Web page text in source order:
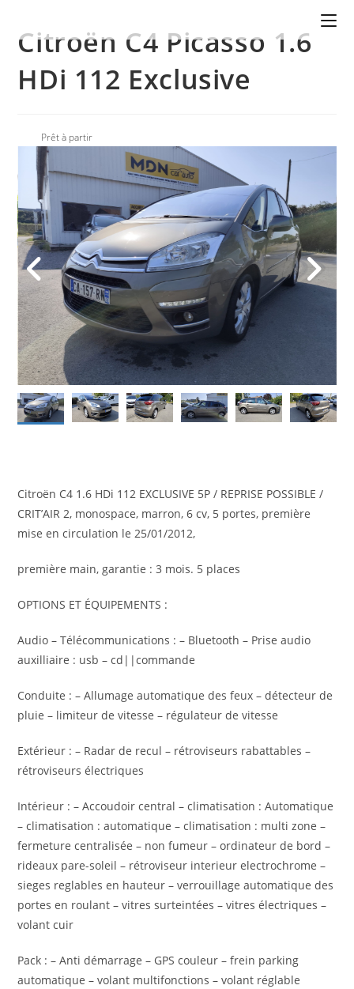
Citroën C4 Picasso 1.6
HDi 112 Exclusive
Prêt à partir
Citroën C4 1.6 HDi 112 EXCLUSIVE 5P / REPRISE POSSIBLE /
CRIT’AIR 2, monospace, marron, 6 cv, 5 portes, première
mise en circulation le 25/01/2012,
première main, garantie : 3 mois. 5 places
OPTIONS ET ÉQUIPEMENTS :
Audio – Télécommunications : – Bluetooth – Prise audio
auxilliaire : usb – cd||commande
Conduite : – Allumage automatique des feux – détecteur de
pluie – limiteur de vitesse – régulateur de vitesse
Extérieur : – Radar de recul – rétroviseurs rabattables –
rétroviseurs électriques
Intérieur : – Accoudoir central – climatisation : Automatique
– climatisation : automatique – climatisation : multi zone –
fermeture centralisée – non fumeur – ordinateur de bord –
rideaux pare-soleil – rétroviseur interieur electrochrome –
sieges reglables en hauteur – verrouillage automatique des
portes en roulant – vitres surteintées – vitres électriques –
volant cuir
Pack : – Anti démarrage – GPS couleur – frein parking
automatique – volant multifonctions – volant réglable